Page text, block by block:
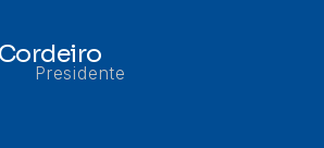
Presidente